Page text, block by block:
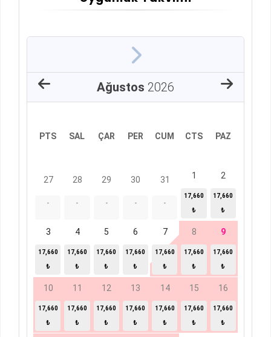
Ağustos 2026
PTS SAL ÇAR PER CUM CTS PAZ
27
-
28
-
29
-
30
-
31
-
1
17,660
₺
2
17,660
₺
3
17,660
₺
4
17,660
₺
5
17,660
₺
6
17,660
₺
7
17,660
₺
8
17,660
₺
9
17,660
₺
10
17,660
₺
11
17,660
₺
12
17,660
₺
13
17,660
₺
14
17,660
₺
15
17,660
₺
16
17,660
₺